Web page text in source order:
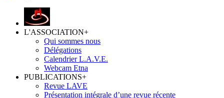
L'ASSOCIATION+
Qui sommes nous
Délégations
Calendrier L.A.V.E.
Webcam Etna
PUBLICATIONS+
Revue LAVE
Présentation intégrale d’une revue récente